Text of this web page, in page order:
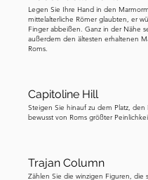
vor, oder? Sie könnten
„Wenn der Circus
war, warum ist er nicht so
Kolosseum mit seinen
Bögen und hoch
sofort erkennbar und dank
Legen Sie Ihre Hand in den
mittelalterliche Römer glaubten, er
Finger abbeißen. Ganz in der Nähe
außerdem den ältesten erhaltenen
Roms.
Capitoline Hill
Steigen Sie hinauf zu dem Platz,
bewusst von Roms größter
Trajan Column
Zählen Sie die winzigen Figuren, die